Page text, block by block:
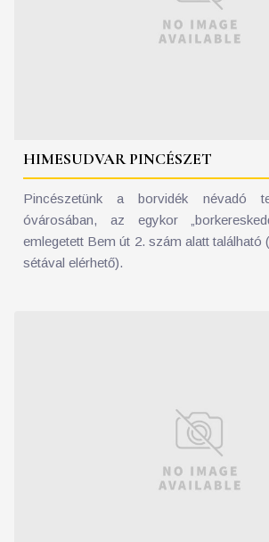
HIMESUDVAR PINCÉSZET
Pincészetünk a borvidék névadó
óvárosában, az egykor
emlegetett Bem út 2. szám alatt található
sétával elérhető).